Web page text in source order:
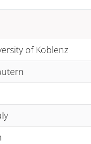
of Koblenz